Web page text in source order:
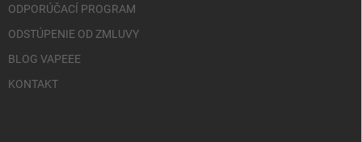
ODPORÚČACÍ PROGRAM
ODSTÚPENIE OD ZMLUVY
BLOG VAPEEE
KONTAKT